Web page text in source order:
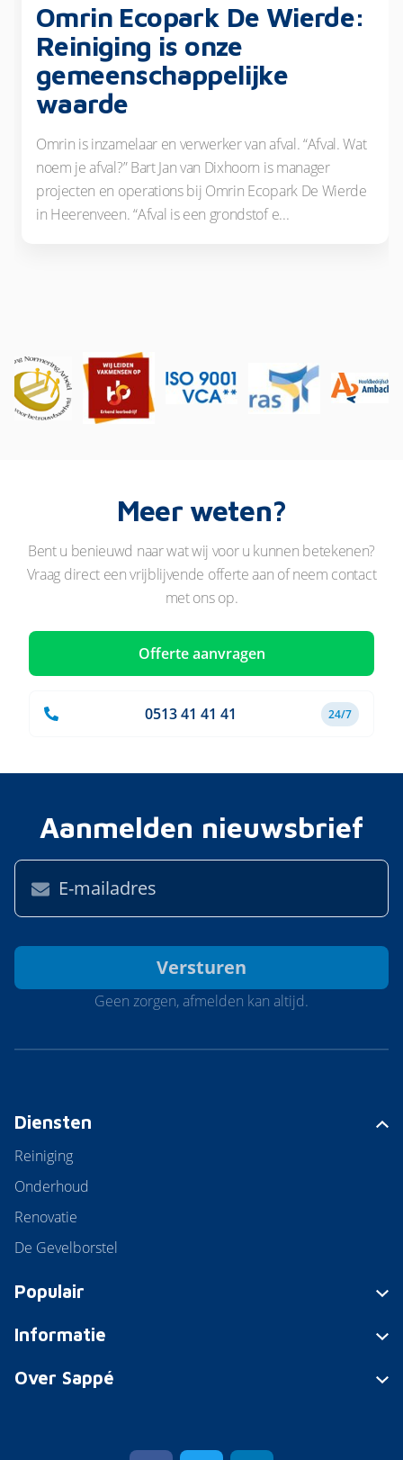
Omrin Ecopark De Wierde:
Reiniging is onze
gemeenschappelijke
waarde
Omrin is inzamelaar en verwerker van afval. “Afval. Wat
noem je afval?” Bart Jan van Dixhoorn is manager
projecten en operations bij Omrin Ecopark De Wierde
in Heerenveen. “Afval is een grondstof e...
Meer weten?
Bent u benieuwd naar wat wij voor u kunnen betekenen?
Vraag direct een vrijblijvende offerte aan of neem contact
met ons op.
Offerte aanvragen
0513 41 41 41 24/7
Aanmelden nieuwsbrief
Geen zorgen, afmelden kan altijd.
Diensten
Reiniging
Onderhoud
Renovatie
De Gevelborstel
Populair
Informatie
Over Sappé